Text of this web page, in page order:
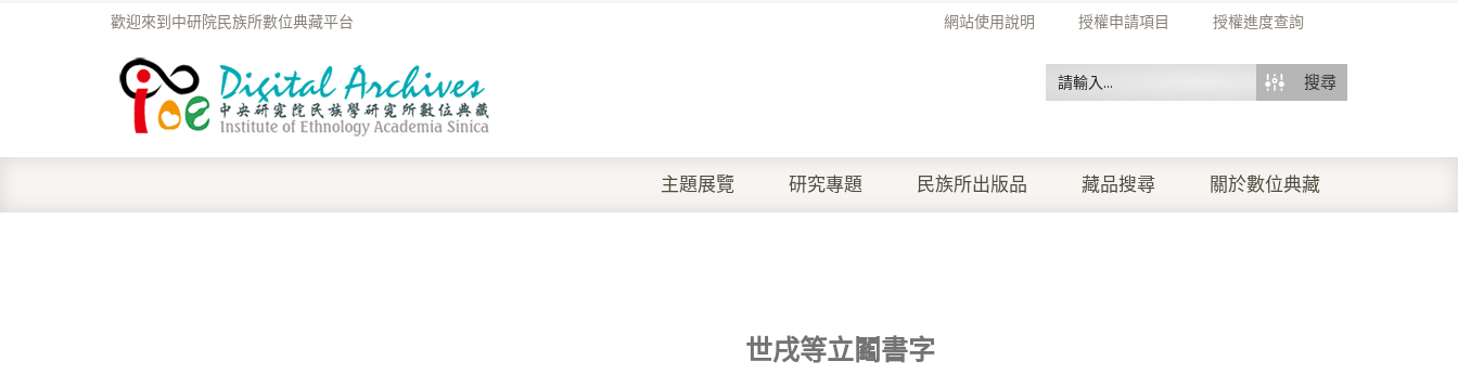
網站使用說明 授權申請項目 授權進度查詢
歡迎來到中研院民族所數位典藏平台
搜尋
主題展覽 研究專題 民族所出版品 藏品搜尋 關於數位典藏
世戌等立鬮書字